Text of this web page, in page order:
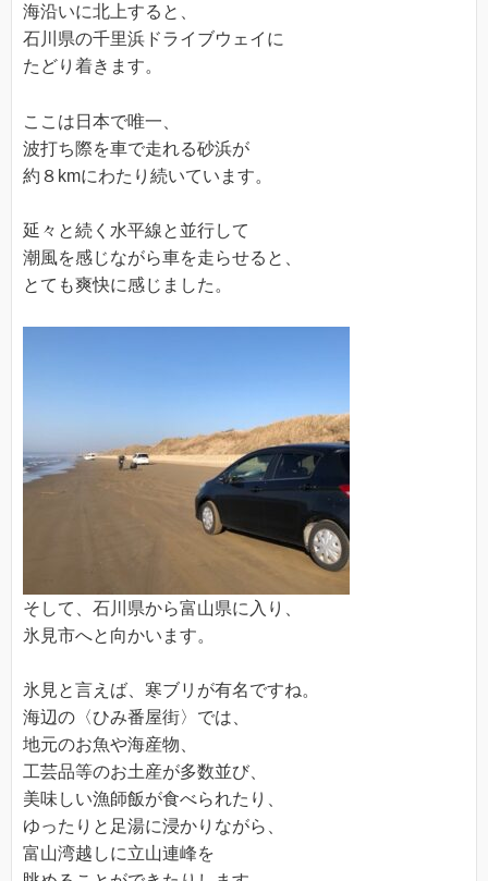
海沿いに北上すると、
石川県の千里浜ドライブウェイに
たどり着きます。
ここは日本で唯一、
波打ち際を車で走れる砂浜が
約８kmにわたり続いています。
延々と続く水平線と並行して
潮風を感じながら車を走らせると、
とても爽快に感じました。
そして、石川県から富山県に入り、
氷見市へと向かいます。
氷見と言えば、寒ブリが有名ですね。
海辺の〈ひみ番屋街〉では、
地元のお魚や海産物、
工芸品等のお土産が多数並び、
美味しい漁師飯が食べられたり、
ゆったりと足湯に浸かりながら、
富山湾越しに立山連峰を